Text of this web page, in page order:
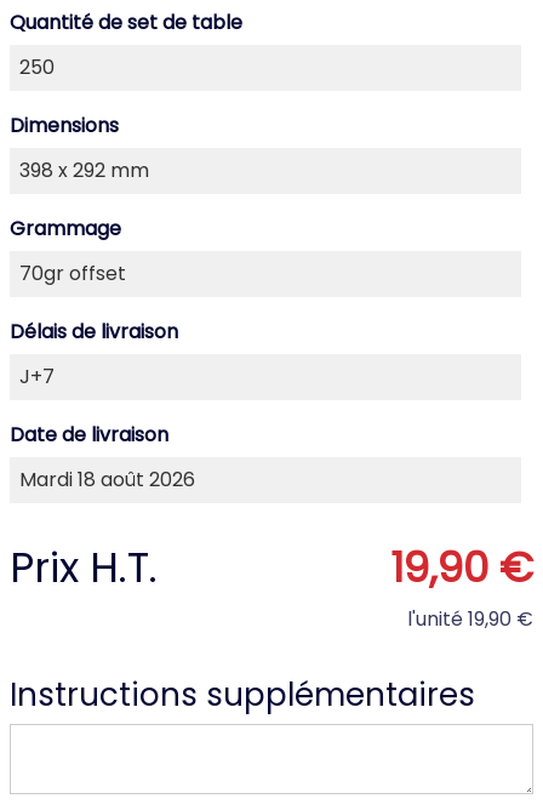
Quantité de set de table
Dimensions
Grammage
Délais de livraison
Date de livraison
Prix H.T. 19,90 €
l'unité19,90 €
Instructions supplémentaires